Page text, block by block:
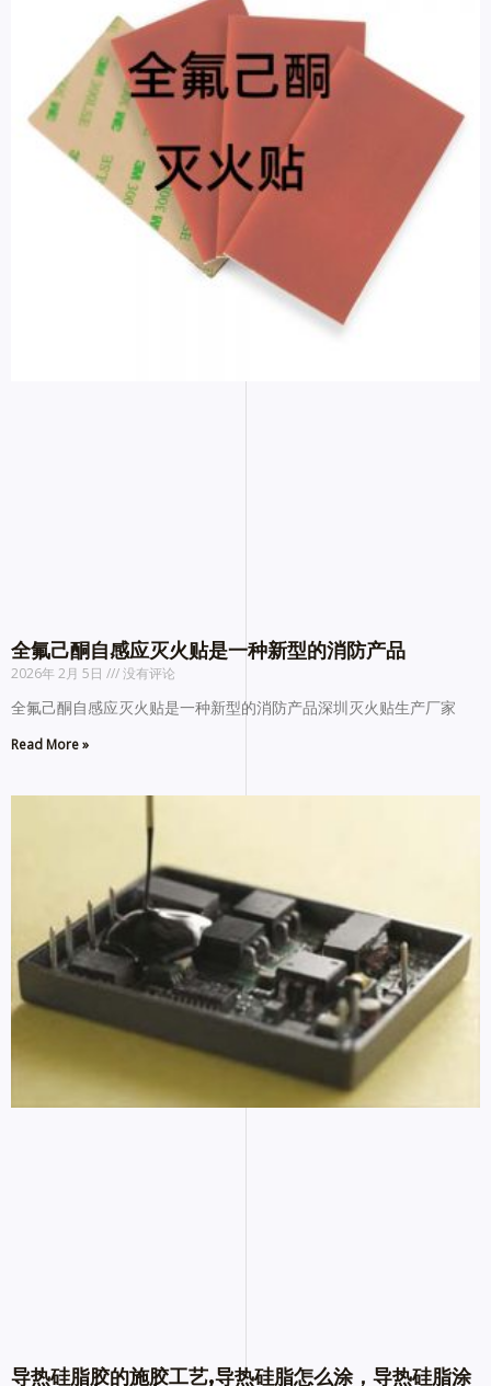
全氟己酮自感应灭火贴是一种新型的消防产品
2026年 2月 5日 没有评论
全氟己酮自感应灭火贴是一种新型的消防产品深圳灭火贴生产厂家
Read More »
导热硅脂胶的施胶工艺,导热硅脂怎么涂，导热硅脂涂